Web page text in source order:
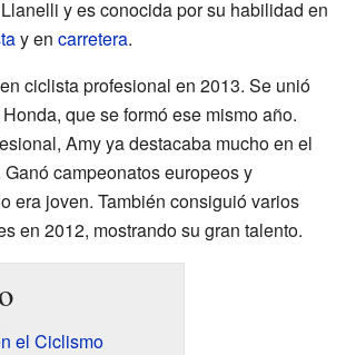
y es conocida por su habilidad en
y en carretera.
ciclista profesional en 2013. Se unió
que se formó ese mismo año.
Amy ya destacaba mucho en el
campeonatos europeos y
era joven. También consiguió varios
en 2012, mostrando su gran talento.
el Ciclismo